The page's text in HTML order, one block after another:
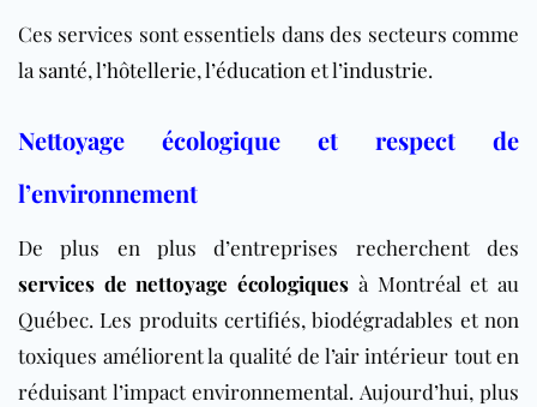
Ces services sont essentiels dans des secteurs comme
la santé, l’hôtellerie,l’éducation et l’industrie.
Nettoyage écologique et respect de
l’environnement
De plus en plus d’entreprises recherchent des
services de nettoyage écologiques à Montréal et au
Québec. Les produits certifiés, biodégradables et non
toxiques améliorent la qualité de l’air intérieur tout en
réduisant l’impact environnemental. Aujourd’hui, plus